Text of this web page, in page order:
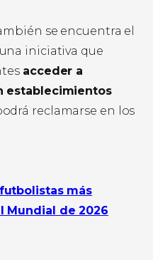
se encuentra el
una iniciativa que
acceder a
establecimientos
reclamarse en los
más
Mundial de 2026